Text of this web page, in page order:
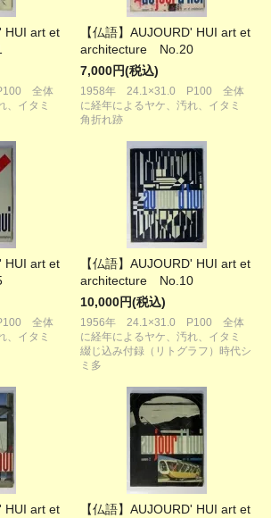
HUI art et
全体
、イタミ
【仏語】AUJOURD' HUI art et
architecture No.20
7,000円(税込)
1958年 24.1×31.0 P100 全体
に経年によるヤケ、汚れ、イタミ
角折れ跡
HUI art et
全体
、イタミ
【仏語】AUJOURD' HUI art et
architecture No.10
10,000円(税込)
1956年 24.1×31.0 P100 全体
に経年によるヤケ、汚れ、イタミ
綴じ込み付録（リトグラフ）時代シ
ミ多
HUI art et
【仏語】AUJOURD' HUI art et